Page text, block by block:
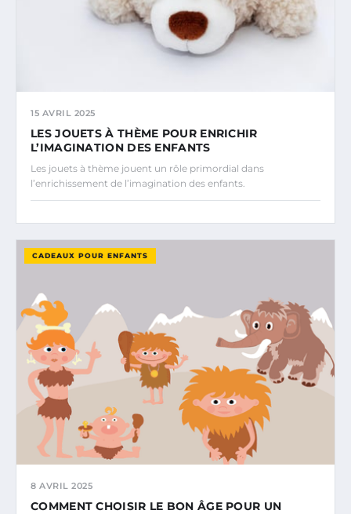
15 AVRIL 2025
LES JOUETS À THÈME POUR ENRICHIR
L’IMAGINATION DES ENFANTS
Les jouets à thème jouent un rôle primordial dans
l’enrichissement de l’imagination des enfants.
CADEAUX POUR ENFANTS
8 AVRIL 2025
COMMENT CHOISIR LE BON ÂGE POUR UN